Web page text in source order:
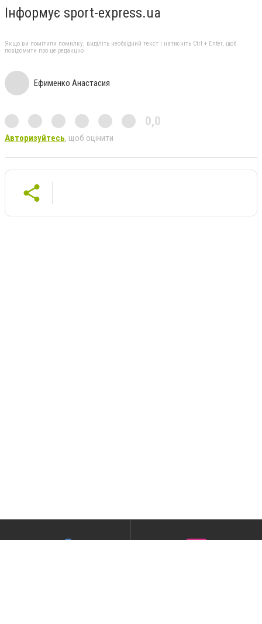
Інформує sport-express.ua
Якщо ви помітили помилку, виділіть необхідний текст і натисніть Ctrl + Enter, щоб
повідомити про це редакцію
Ефименко Анастасия
0,0
Авторизуйтесь, щоб оцінити